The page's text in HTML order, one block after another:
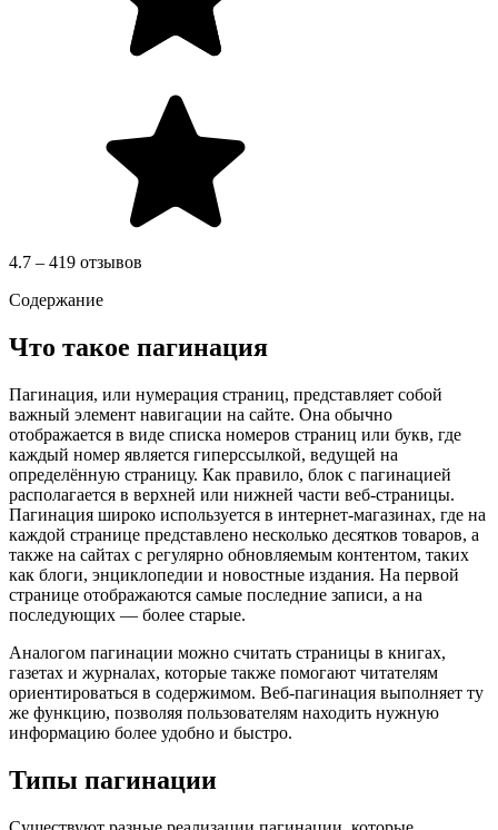
4.7 – 419 отзывов
Содержание
Что такое пагинация
Пагинация, или нумерация страниц, представляет собой
важный элемент навигации на сайте. Она обычно
отображается в виде списка номеров страниц или букв, где
каждый номер является гиперссылкой, ведущей на
определённую страницу. Как правило, блок с пагинацией
располагается в верхней или нижней части веб-страницы.
Пагинация широко используется в интернет-магазинах, где на
каждой странице представлено несколько десятков товаров, а
также на сайтах с регулярно обновляемым контентом, таких
как блоги, энциклопедии и новостные издания. На первой
странице отображаются самые последние записи, а на
последующих — более старые.
Аналогом пагинации можно считать страницы в книгах,
газетах и журналах, которые также помогают читателям
ориентироваться в содержимом. Веб-пагинация выполняет ту
же функцию, позволяя пользователям находить нужную
информацию более удобно и быстро.
Типы пагинации